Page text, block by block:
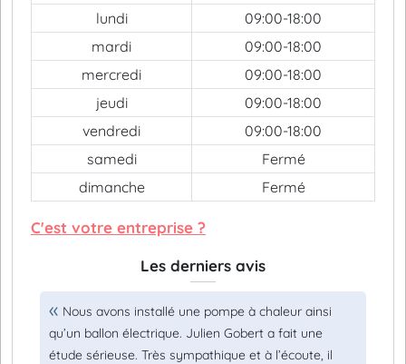
lundi
09:00-18:00
mardi
09:00-18:00
mercredi
09:00-18:00
jeudi
09:00-18:00
vendredi
09:00-18:00
samedi
Fermé
dimanche
Fermé
C'est votre entreprise ?
Les derniers avis
Nous avons installé une pompe à chaleur ainsi
qu’un ballon électrique. Julien Gobert a fait une
étude sérieuse. Très sympathique et à l’écoute, il